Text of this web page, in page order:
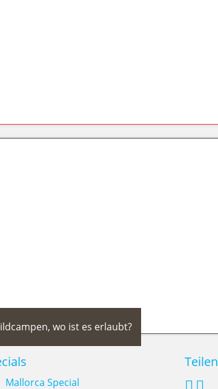
wo ist es erlaubt?
Mallorca Special
Teilen